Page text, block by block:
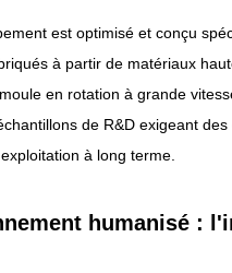
est optimisé et conçu
à partir de matériaux
en rotation à grande
de R&D exigeant
à long terme.
humanisé :